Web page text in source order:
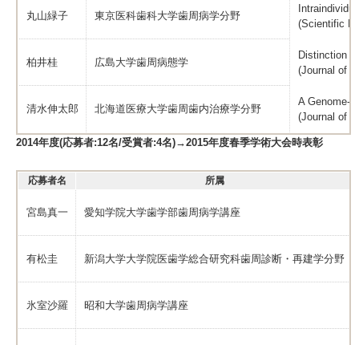
丸山緑子 東京医科歯科大学歯周病学分野
(Scientific
柏井桂 広島大学歯周病態学
Distinction
(Journal of
清水伸太郎 北海道医療大学歯周歯内治療学分野
A Genome-
(Journal of
2014年度(応募者:12名/受賞者:4名)→2015年度春季学術大会時表彰
応募者名 所属
宮島真一 愛知学院大学歯学部歯周病学講座
有松圭 新潟大学大学院医歯学総合研究科歯周診断・再建学分野
氷室沙羅 昭和大学歯周病学講座